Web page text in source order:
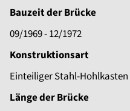
Bauzeit der Brücke
09/1969 - 12/1972
Konstruktionsart
Einteiliger Stahl-
Länge der Brücke